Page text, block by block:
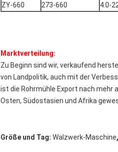
ZY-660
273-660 4.0-
Marktverteilung:
Zu Beginn sind wir, verkaufend
von Landpolitik, auch mit der
ist die Rohrmühle Export nach mehr
Osten, Südostasien und Afrika
Größe und Tag: Walzwerk-Maschine,